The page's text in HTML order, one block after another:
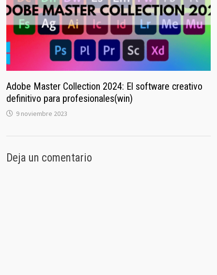
Adobe Master Collection 2024: El software creativo
definitivo para profesionales(win)
9 noviembre 2023
Deja un comentario